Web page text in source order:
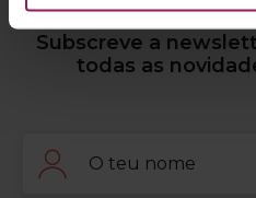
Subscreve a
todas as